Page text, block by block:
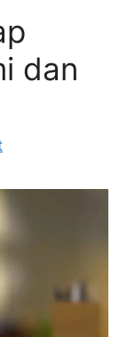
dan